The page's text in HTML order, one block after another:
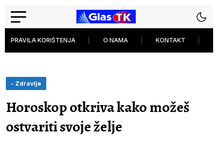
PRAVILA KORIŠTENJA O NAMA KONTAKT
- Zdravlje
Horoskop otkriva kako možeš
ostvariti svoje želje